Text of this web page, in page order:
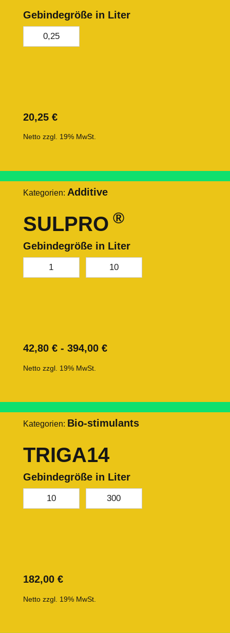
Gebindegröße in Liter
0,25
20,25 €
Netto zzgl. 19% MwSt.
Kategorien: Additive
SULPRO ®
Gebindegröße in Liter
1 10
42,80 €- 394,00 €
Netto zzgl. 19% MwSt.
Kategorien: Bio-stimulants
TRIGA14
Gebindegröße in Liter
10 300
182,00 €
Netto zzgl. 19% MwSt.